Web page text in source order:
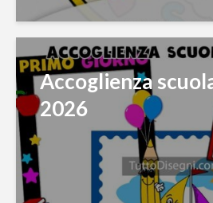
Accoglienza
2026